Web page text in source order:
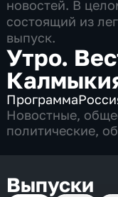
новостей. В
состоящий из
выпуск.
Утро.
Программа
Новостные,
политические,
Выпуски